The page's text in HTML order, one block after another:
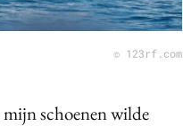
© 123rf.com
schoenen wilde